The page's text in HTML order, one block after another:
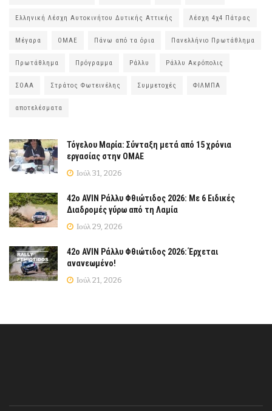
Ελληνική Λέσχη Αυτοκινήτου Δυτικής Αττικής Λέσχη 4χ4 Πάτρας
Μέγαρα ΟΜΑΕ Πάνω από τα όρια Πανελλήνιο Πρωτάθλημα
Πρωτάθλημα Πρόγραμμα Ράλλυ Ράλλυ Ακρόπολις
ΣΟΑΑ Στράτος Φωτεινέλης Συμμετοχές ΦΙΛΜΠΑ
αποτελέσματα
Τόγελου Μαρία: Σύνταξη μετά από 15 χρόνια
εργασίας στην ΟΜΑΕ
Ιούλ 31, 2026
42ο AVIN Ράλλυ Φθιώτιδος 2026: Με 6 Ειδικές
Διαδρομές γύρω από τη Λαμία
Ιούλ 29, 2026
42ο AVIN Ράλλυ Φθιώτιδος 2026: Έρχεται
ανανεωμένο!
Ιούλ 21, 2026